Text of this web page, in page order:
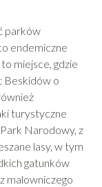
parków
endemiczne
miejsce, gdzie
Beskidów o
turystyczne
Narodowy, z
lasy, w tym
gatunków
malowniczego